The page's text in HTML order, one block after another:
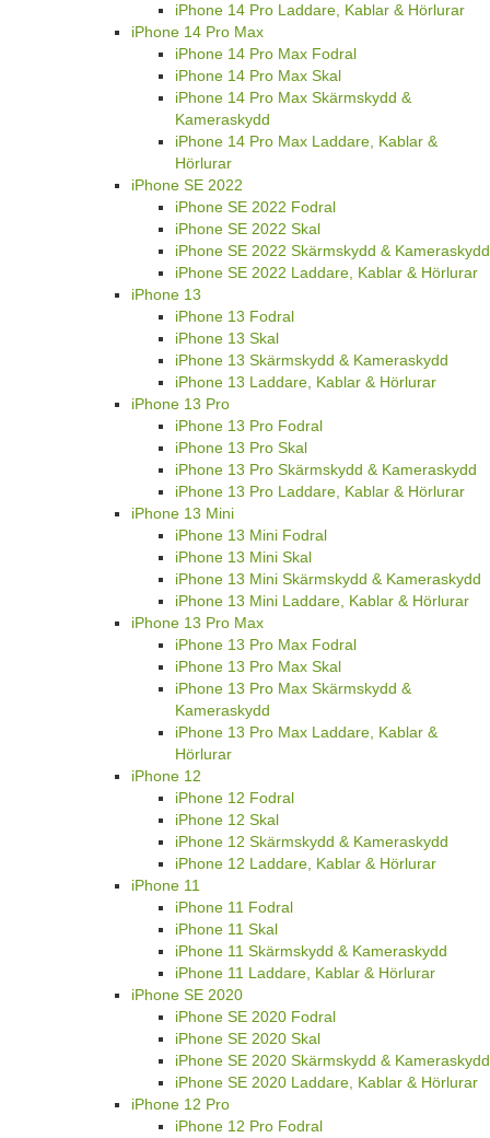
iPhone 14 Pro Laddare, Kablar & Hörlurar
iPhone 14 Pro Max
iPhone 14 Pro Max Fodral
iPhone 14 Pro Max Skal
iPhone 14 Pro Max Skärmskydd &
Kameraskydd
iPhone 14 Pro Max Laddare, Kablar &
Hörlurar
iPhone SE 2022
iPhone SE 2022 Fodral
iPhone SE 2022 Skal
iPhone SE 2022 Skärmskydd & Kameraskydd
iPhone SE 2022 Laddare, Kablar & Hörlurar
iPhone 13
iPhone 13 Fodral
iPhone 13 Skal
iPhone 13 Skärmskydd & Kameraskydd
iPhone 13 Laddare, Kablar & Hörlurar
iPhone 13 Pro
iPhone 13 Pro Fodral
iPhone 13 Pro Skal
iPhone 13 Pro Skärmskydd & Kameraskydd
iPhone 13 Pro Laddare, Kablar & Hörlurar
iPhone 13 Mini
iPhone 13 Mini Fodral
iPhone 13 Mini Skal
iPhone 13 Mini Skärmskydd & Kameraskydd
iPhone 13 Mini Laddare, Kablar & Hörlurar
iPhone 13 Pro Max
iPhone 13 Pro Max Fodral
iPhone 13 Pro Max Skal
iPhone 13 Pro Max Skärmskydd &
Kameraskydd
iPhone 13 Pro Max Laddare, Kablar &
Hörlurar
iPhone 12
iPhone 12 Fodral
iPhone 12 Skal
iPhone 12 Skärmskydd & Kameraskydd
iPhone 12 Laddare, Kablar & Hörlurar
iPhone 11
iPhone 11 Fodral
iPhone 11 Skal
iPhone 11 Skärmskydd & Kameraskydd
iPhone 11 Laddare, Kablar & Hörlurar
iPhone SE 2020
iPhone SE 2020 Fodral
iPhone SE 2020 Skal
iPhone SE 2020 Skärmskydd & Kameraskydd
iPhone SE 2020 Laddare, Kablar & Hörlurar
iPhone 12 Pro
iPhone 12 Pro Fodral